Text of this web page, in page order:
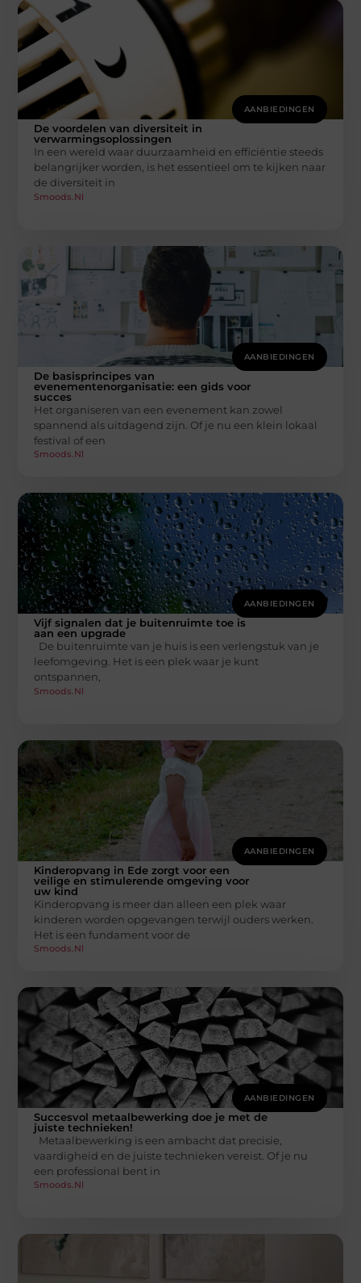
AANBIEDINGEN
De voordelen van diversiteit in
verwarmingsoplossingen
In een wereld waar duurzaamheid en efficiëntie steeds
belangrijker worden, is het essentieel om te kijken naar
de diversiteit in
Smoods.nl
AANBIEDINGEN
De basisprincipes van
evenementenorganisatie: een gids voor
succes
Het organiseren van een evenement kan zowel
spannend als uitdagend zijn. Of je nu een klein lokaal
festival of een
Smoods.nl
AANBIEDINGEN
Vijf signalen dat je buitenruimte toe is
aan een upgrade
De buitenruimte van je huis is een verlengstuk van je
leefomgeving. Het is een plek waar je kunt
ontspannen,
Smoods.nl
AANBIEDINGEN
Kinderopvang in Ede zorgt voor een
veilige en stimulerende omgeving voor
uw kind
Kinderopvang is meer dan alleen een plek waar
kinderen worden opgevangen terwijl ouders werken.
Het is een fundament voor de
Smoods.nl
AANBIEDINGEN
Succesvol metaalbewerking doe je met de
juiste technieken!
Metaalbewerking is een ambacht dat precisie,
vaardigheid en de juiste technieken vereist. Of je nu
een professional bent in
Smoods.nl